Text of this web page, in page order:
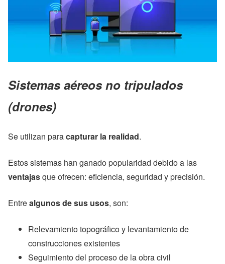
Sistemas aéreos no tripulados
(drones)
Se utilizan paracapturar la realidad.
Estos sistemas han ganado popularidad debido a las
ventajasque ofrecen: eficiencia, seguridad y precisión.
Entrealgunos de sus usos, son:
Relevamiento topográfico y levantamiento de
construcciones existentes
Seguimiento del proceso de la obra civil